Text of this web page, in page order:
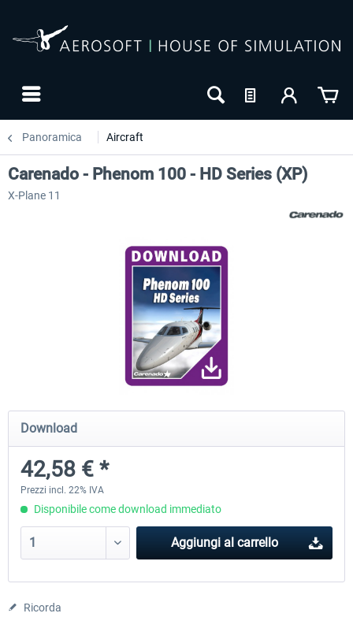
Panoramica Aircraft
Diamond DA-62
38,91 € *
Cessna 208 Grand Caravan
Carenado - Phenom 100 - HD Series (XP)
X-Plane 11
Download
42,58 € *
Prezzi incl. 22% IVA
Disponibile come download immediato
Aggiungi al carrello
Ricorda